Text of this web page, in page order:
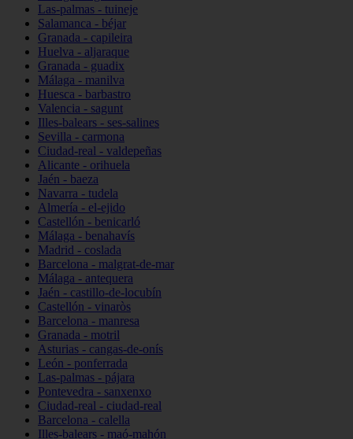
Las-palmas - tuineje
Salamanca - béjar
Granada - capileira
Huelva - aljaraque
Granada - guadix
Málaga - manilva
Huesca - barbastro
Valencia - sagunt
Illes-balears - ses-salines
Sevilla - carmona
Ciudad-real - valdepeñas
Alicante - orihuela
Jaén - baeza
Navarra - tudela
Almería - el-ejido
Castellón - benicarló
Málaga - benahavís
Madrid - coslada
Barcelona - malgrat-de-mar
Málaga - antequera
Jaén - castillo-de-locubín
Castellón - vinaròs
Barcelona - manresa
Granada - motril
Asturias - cangas-de-onís
León - ponferrada
Las-palmas - pájara
Pontevedra - sanxenxo
Ciudad-real - ciudad-real
Barcelona - calella
Illes-balears - maó-mahón